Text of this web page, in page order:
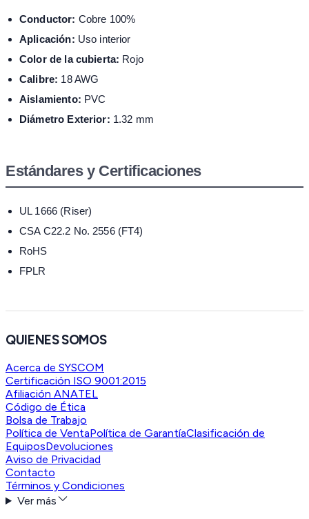
Conductor: Cobre 100%
Aplicación: Uso interior
Color de la cubierta: Rojo
Calibre: 18 AWG
Aislamiento: PVC
Diámetro Exterior: 1.32 mm
Estándares y Certificaciones
UL 1666 (Riser)
CSA C22.2 No. 2556 (FT4)
RoHS
FPLR
QUIENES SOMOS
Acerca de SYSCOM
Certificación ISO 9001:2015
Afiliación ANATEL
Código de Ética
Bolsa de Trabajo
Política de VentaPolítica de GarantíaClasificación de
EquiposDevoluciones
Aviso de Privacidad
Contacto
Términos y Condiciones
Ver más